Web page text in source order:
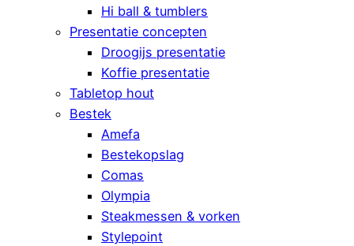
Hi ball & tumblers
Presentatie concepten
Droogijs presentatie
Koffie presentatie
Tabletop hout
Bestek
Amefa
Bestekopslag
Comas
Olympia
Steakmessen & vorken
Stylepoint